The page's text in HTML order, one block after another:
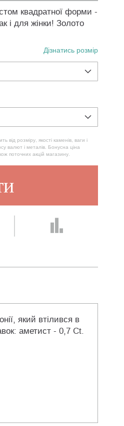
квадратної форми -
і для жінки! Золото
Дізнатись розмір
від розміру, якості каменів, ваги і
валют і металів. Бонусна ціна
поточних акцій магазину.
який втілився в
аметист - 0,7 Ct.